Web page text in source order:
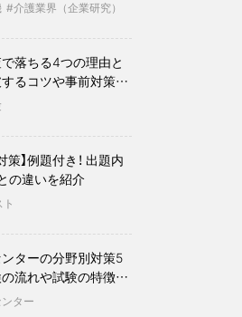
介護業界（企業研究）
落ちる4つの理由と
るコツや事前対策も
策】例題付き！ 出題内
の違いを紹介
ターの分野別対策5
流れや試験の特徴も
ター